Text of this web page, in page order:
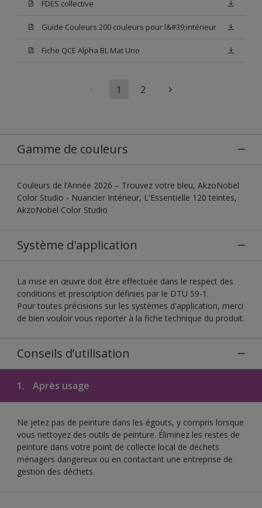
FDES collective
Guide Couleurs 200 couleurs pour l&#39;intérieur
Fiche QCE Alpha BL Mat Uno
1 2
Gamme de couleurs
Couleurs de l’Année 2026 – Trouvez votre bleu, AkzoNobel
Color Studio - Nuancier Intérieur, L'Essentielle 120 teintes,
AkzoNobel Color Studio
Système d'application
La mise en œuvre doit être effectuée dans le respect des
conditions et prescription définies par le DTU 59-1.
Pour toutes précisions sur les systèmes d'application, merci
de bien vouloir vous reporter à la fiche technique du produit.
Conseils d’utilisation
1. Après usage
Ne jetez pas de peinture dans les égouts, y compris lorsque
vous nettoyez des outils de peinture. Éliminez les restes de
peinture dans votre point de collecte local de déchets
ménagers dangereux ou en contactant une entreprise de
gestion des déchets.